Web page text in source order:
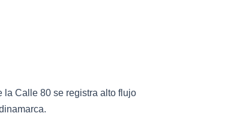
la Calle 80 se registra alto flujo